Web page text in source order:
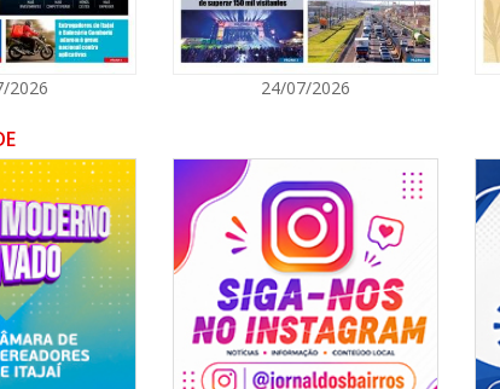
2026 24/07/2026